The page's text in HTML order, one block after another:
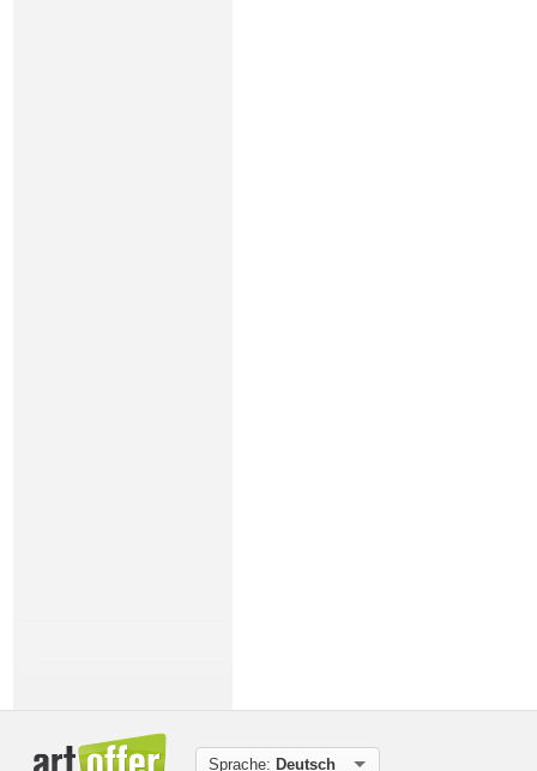
Sprache: Deutsch